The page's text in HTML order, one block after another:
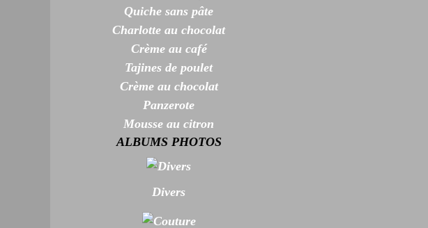
Quiche sans pâte
Charlotte au chocolat
Crème au café
Tajines de poulet
Crème au chocolat
Panzerote
Mousse au citron
ALBUMS PHOTOS
Divers